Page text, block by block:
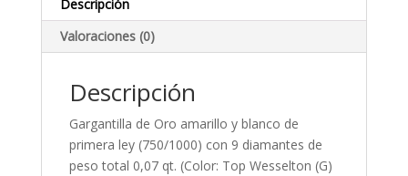
cantidad
Descripción
Valoraciones (0)
Descripción
Gargantilla de Oro amarillo y blanco de
primera ley (750/1000) con 9 diamantes de
peso total 0,07 qt. (Color: Top Wesselton (G)